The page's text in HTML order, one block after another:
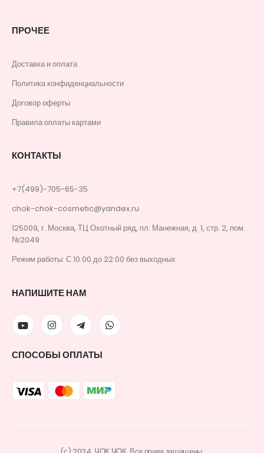
ПРОЧЕЕ
Доставка и оплата
Политика конфиденциальности
Договор оферты
Правила оплаты картами
КОНТАКТЫ
+7(499)-705-65-35
chok-chok-cosmetic@yandex.ru
125009, г. Москва, ТЦ Охотный ряд, пл. Манежная, д. 1, стр. 2, пом.
№2049
Режим работы: С 10:00 до 22:00 без выходных
НАПИШИТЕ НАМ
СПОСОБЫ ОПЛАТЫ